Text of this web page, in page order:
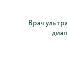
Врач